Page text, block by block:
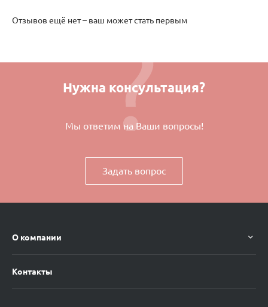
Отзывов ещё нет – ваш может стать первым
Нужна консультация?
Мы ответим на Ваши вопросы!
Задать вопрос
О компании
Контакты